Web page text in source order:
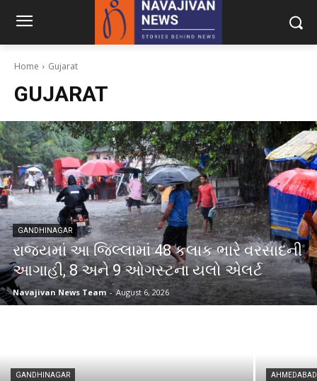
Home Gujarat
GUJARAT
GANDHINAGAR
રાજ્યમાં આ જિલ્લામાં 48 કલાક ભારે વરસાદની
આગાહી, 8 અને 9 ઓગસ્ટના યલો એલર્ટ
Navajivan News Team - August 6, 2026
GANDHINAGAR AHMEDABAD